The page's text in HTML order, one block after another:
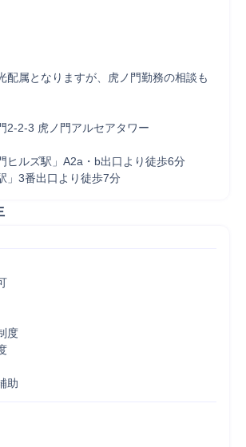
配属となりますが、虎ノ門勤務の相談も
2-2-3 虎ノ門アルセアタワー
ヒルズ駅」A2a・b出口より徒歩6分
」3番出口より徒歩7分
度
助